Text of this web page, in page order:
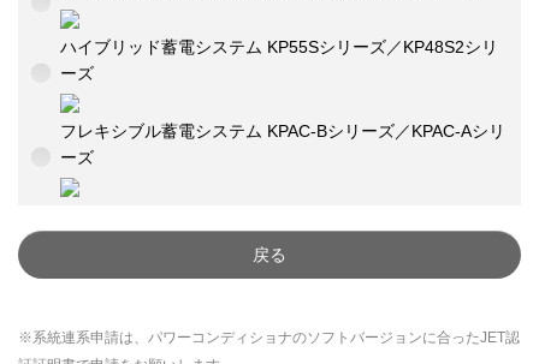
ハイブリッド蓄電システム KP55Sシリーズ／KP48S2シリ
ーズ
フレキシブル蓄電システム KPAC-Bシリーズ／KPAC-Aシリ
ーズ
戻る
※系統連系申請は、パワーコンディショナのソフトバージョンに合ったJET認